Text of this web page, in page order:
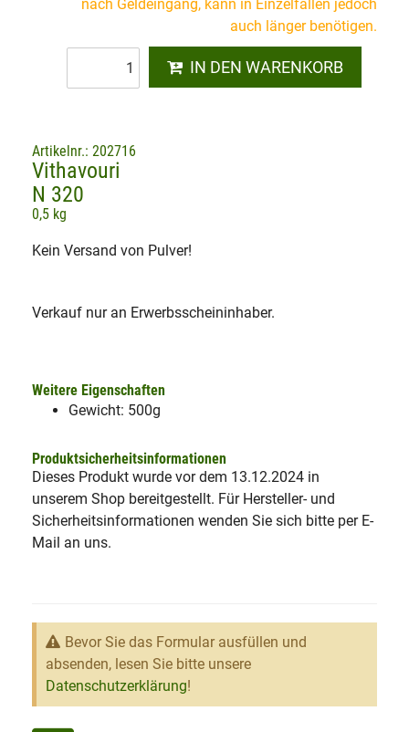
nach Geldeingang, kann in Einzelfällen jedoch
auch länger benötigen.
IN DEN WARENKORB
Artikelnr.: 202716
Vithavouri
N 320
0,5 kg
Kein Versand von Pulver!
Verkauf nur an Erwerbsscheininhaber.
Weitere Eigenschaften
Gewicht: 500g
Produktsicherheitsinformationen
Dieses Produkt wurde vor dem 13.12.2024 in
unserem Shop bereitgestellt. Für Hersteller- und
Sicherheitsinformationen wenden Sie sich bitte per E-
Mail an uns.
Bevor Sie das Formular ausfüllen und
absenden, lesen Sie bitte unsere
Datenschutzerklärung!